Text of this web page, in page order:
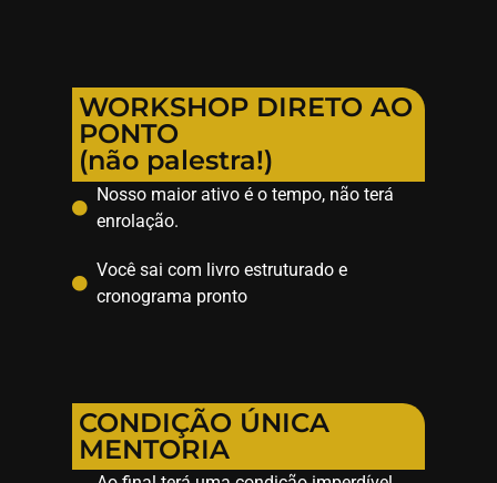
WORKSHOP DIRETO AO
PONTO
(não palestra!)
Nosso maior ativo é o tempo, não terá
enrolação.
Você sai com livro estruturado e
cronograma pronto
CONDIÇÃO ÚNICA
MENTORIA